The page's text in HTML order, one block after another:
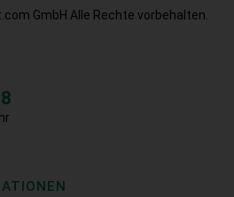
GmbH Alle Rechte vorbehalten.